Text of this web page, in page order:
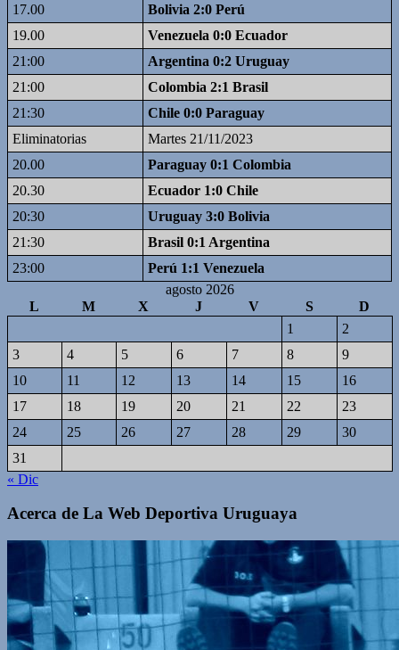
17.00
Bolivia 2:0 Perú
19.00
Venezuela 0:0 Ecuador
21:00
Argentina 0:2 Uruguay
21:00
Colombia 2:1 Brasil
21:30
Chile 0:0 Paraguay
Eliminatorias
Martes 21/11/2023
20.00
Paraguay 0:1 Colombia
20.30
Ecuador 1:0 Chile
20:30
Uruguay 3:0 Bolivia
21:30
Brasil 0:1 Argentina
23:00
Perú 1:1 Venezuela
agosto 2026
L
M X J V S
D
1
2
3
4 5 6 7 8
9
10
11 12 13 14 15
16
17
18 19 20 21 22
23
24
25 26 27 28 29
30
31
« Dic
Acerca de La Web Deportiva Uruguaya